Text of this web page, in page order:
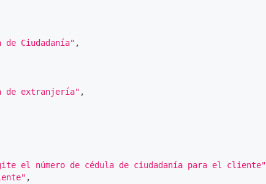
de Ciudadanía" ,
de extranjería" ,
el número de cédula de ciudadanía para el cliente"
,